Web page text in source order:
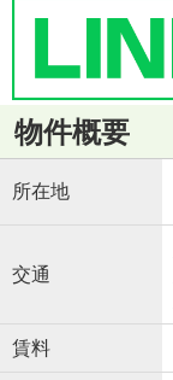
物件概要
所在地
交通
賃料